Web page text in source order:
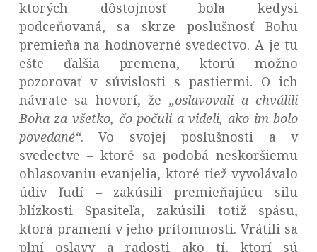
ktorých dôstojnosť bola kedysi
podceňovaná, sa skrze poslušnosť Bohu
premieňa na hodnoverné svedectvo. A je tu
ešte ďalšia premena, ktorú možno
pozorovať v súvislosti s pastiermi. O ich
návrate sa hovorí, že„oslavovali a chválili
Boha za všetko, čo počuli a videli, ako im bolo
povedané“. Vo svojej poslušnosti a v
svedectve – ktoré sa podobá neskoršiemu
ohlasovaniu evanjelia, ktoré tiež vyvolávalo
údiv ľudí – zakúsili premieňajúcu silu
blízkosti Spasiteľa, zakúsili totiž spásu,
ktorá pramení v jeho prítomnosti. Vrátili sa
plní oslavy a radosti ako tí, ktorí sú